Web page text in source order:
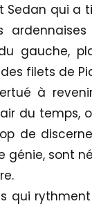
Sedan qui a
gauche,
filets de
à
du temps,
de
génie, sont
qui